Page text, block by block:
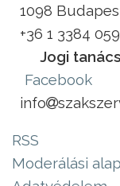
1098
+36 1 3384 059
Jogi
Facebook
info
RSS
Moderálási